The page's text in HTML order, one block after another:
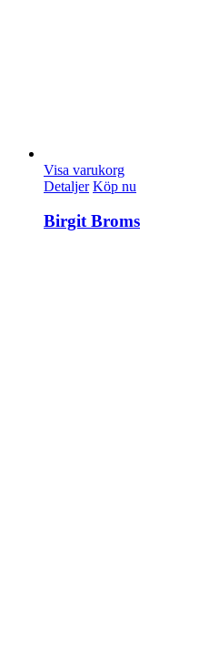
Visa varukorg
Detaljer Köp nu
Birgit Broms